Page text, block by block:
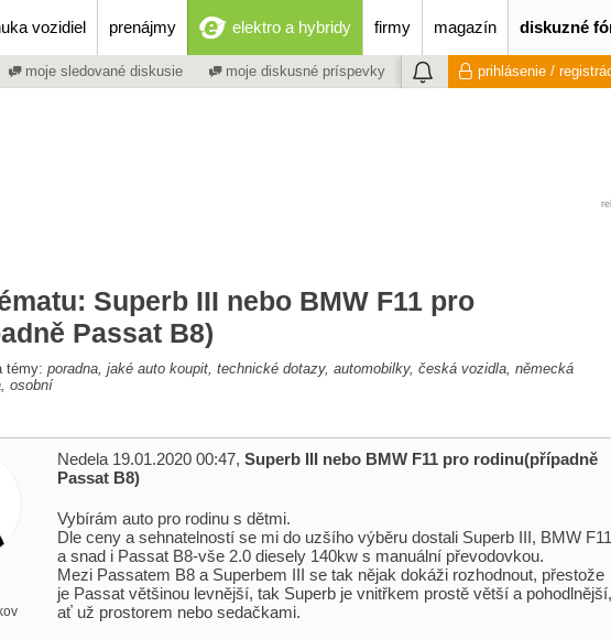
vozidiel prenájmy elektro a hybridy firmy magazín diskuzné
moje sledované diskusie moje diskusné príspevky prihlásenie /
Superb III nebo BMW F11 pro
Passat B8)
témy: poradna, jaké auto koupit, technické dotazy, automobilky, česká vozidla, německá
osobní
Nedela 19.01.2020 00:47, Superb III nebo BMW F11 pro rodinu(případně
Passat B8)
Vybírám auto pro rodinu s dětmi.
Dle ceny a sehnatelností se mi do uzšího výběru dostali Superb III, BMW F11
a snad i Passat B8-vše 2.0 diesely 140kw s manuální převodovkou.
Mezi Passatem B8 a Superbem III se tak nějak dokáži rozhodnout, přestože
je Passat většinou levnější, tak Superb je vnitřkem prostě větší a pohodlnější,
ať už prostorem nebo sedačkami.